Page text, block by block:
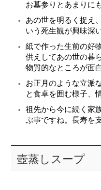
お墓参りとあまりに
あの世を明るく捉え
いう死生観が興味深
紙で作った生前の好
供えしてあの世の暮
物質的なところが面
お正月のような立派
と食卓を囲む様子、
祖先から今に続く家
ぶ事ですね。長寿を
壺蒸しスープ